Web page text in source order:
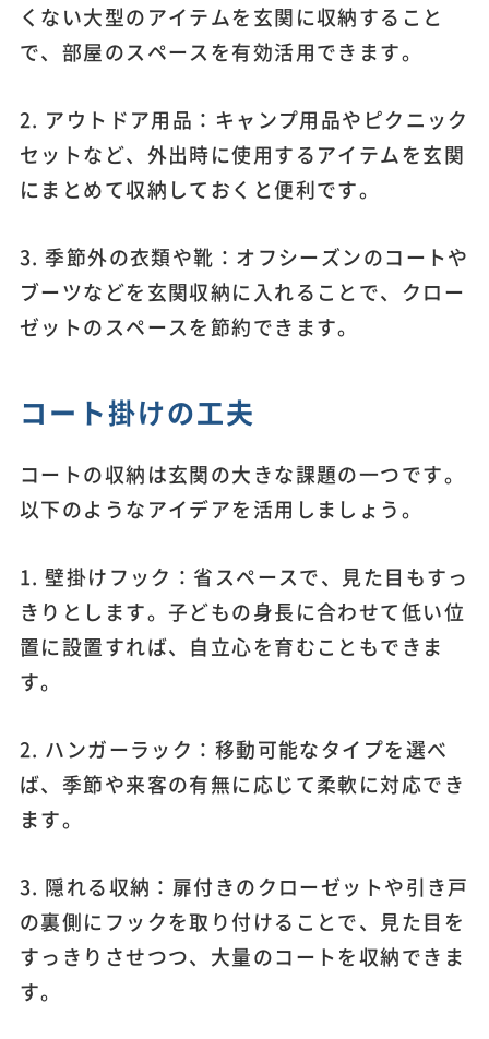
くない大型のアイテムを玄関に収納すること
で、部屋のスペースを有効活用できます。
2. アウトドア用品：キャンプ用品やピクニック
セットなど、外出時に使用するアイテムを玄関
にまとめて収納しておくと便利です。
3. 季節外の衣類や靴：オフシーズンのコートや
ブーツなどを玄関収納に入れることで、クロー
ゼットのスペースを節約できます。
コート掛けの工夫
コートの収納は玄関の大きな課題の一つです。
以下のようなアイデアを活用しましょう。
1. 壁掛けフック：省スペースで、見た目もすっ
きりとします。子どもの身長に合わせて低い位
置に設置すれば、自立心を育むこともできま
す。
2. ハンガーラック：移動可能なタイプを選べ
ば、季節や来客の有無に応じて柔軟に対応でき
ます。
3. 隠れる収納：扉付きのクローゼットや引き戸
の裏側にフックを取り付けることで、見た目を
すっきりさせつつ、大量のコートを収納できま
す。